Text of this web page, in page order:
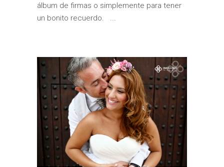
álbum de firmas o simplemente para tener
un bonito recuerdo.